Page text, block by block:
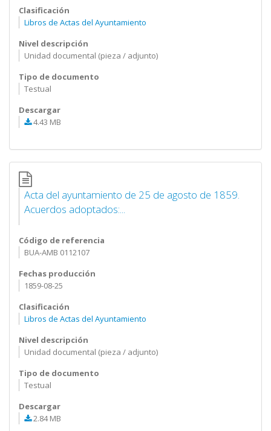
Clasificación
Libros de Actas del Ayuntamiento
Nivel descripción
Unidad documental (pieza / adjunto)
Tipo de documento
Testual
Descargar
4.43 MB
Acta del ayuntamiento de 25 de agosto de 1859.
Acuerdos adoptados:...
Código de referencia
BUA-AMB 0112107
Fechas producción
1859-08-25
Clasificación
Libros de Actas del Ayuntamiento
Nivel descripción
Unidad documental (pieza / adjunto)
Tipo de documento
Testual
Descargar
2.84 MB